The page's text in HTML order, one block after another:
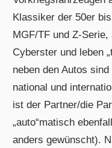
Klassiker der 50er
MGF/TF und Z-
Cyberster und leben
neben den Autos
national und
ist der Partner/die
„auto“matisch
anders gewünscht).